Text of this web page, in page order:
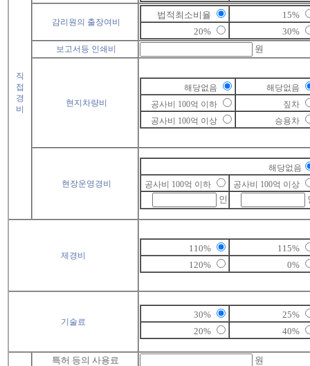
직
접
경
비
감리원의 출장여비
법적최소비율
15%
20%
30%
보고서등 인쇄비 원
현지차량비
해당없음
해당없음
공사비 100억 이하
짚차
공사비 100억 이상
승용차
현장운영경비
해당없음
공사비 100억 이하
공사비 100억 이상
인
제경비
110%
115%
120%
0%
기술료
30%
25%
20%
40%
특허 등의 사용료
원